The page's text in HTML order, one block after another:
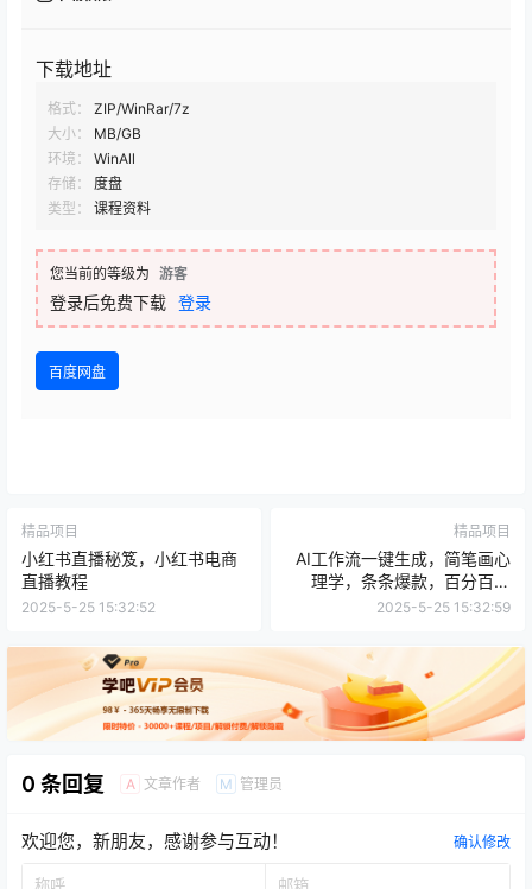
下载地址
格式：
ZIP/WinRar/7z
大小：
MB/GB
环境：
WinAll
存储：
度盘
类型：
课程资料
您当前的等级为 游客
登录后免费下载 登录
百度网盘
精品项目
小红书直播秘笈，小红书电商
直播教程
2025-5-25 15:32:52
精品项目
AI工作流一键生成，简笔画心
理学，条条爆款，百分百原
创，小白5分钟上…
2025-5-25 15:32:59
0 条回复 A 文章作者 M 管理员
欢迎您，新朋友，感谢参与互动！ 确认修改